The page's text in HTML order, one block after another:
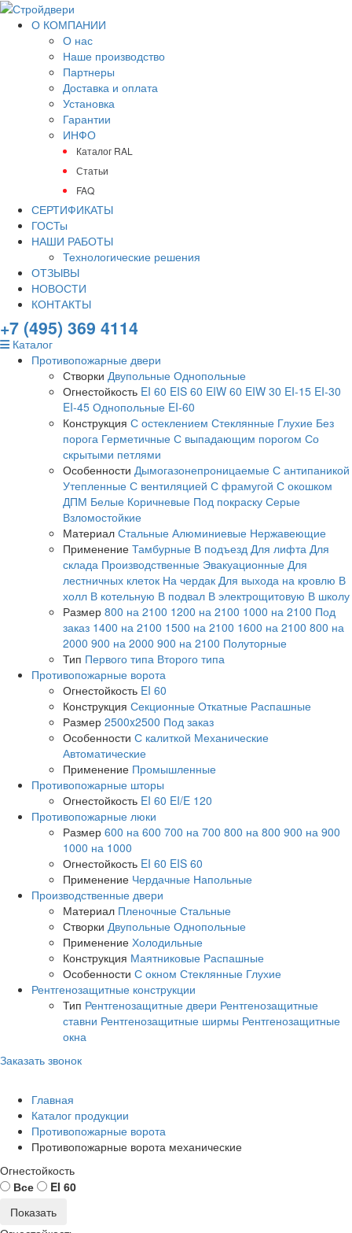
О КОМПАНИИ
О нас
Наше производство
Партнеры
Доставка и оплата
Установка
Гарантии
ИНФО
Каталог RAL
Статьи
FAQ
СЕРТИФИКАТЫ
ГОСТы
НАШИ РАБОТЫ
Технологические решения
ОТЗЫВЫ
НОВОСТИ
КОНТАКТЫ
+7 (495) 369 4114
Каталог
Противопожарные двери
Створки Двупольные Однопольные
Огнестойкость EI 60 EIS 60 EIW 60 EIW 30 EI-15 EI-30
EI-45 Однопольные EI-60
Конструкция С остеклением Стеклянные Глухие Без
порога Герметичные С выпадающим порогом Со
скрытыми петлями
Особенности Дымогазонепроницаемые С антипаникой
Утепленные С вентиляцией С фрамугой С окошком
ДПМ Белые Коричневые Под покраску Серые
Взломостойкие
Материал Стальные Алюминиевые Нержавеющие
Применение Тамбурные В подъезд Для лифта Для
склада Производственные Эвакуационные Для
лестничных клеток На чердак Для выхода на кровлю В
холл В котельную В подвал В электрощитовую В школу
Размер 800 на 2100 1200 на 2100 1000 на 2100 Под
заказ 1400 на 2100 1500 на 2100 1600 на 2100 800 на
2000 900 на 2000 900 на 2100 Полуторные
Тип Первого типа Второго типа
Противопожарные ворота
Огнестойкость EI 60
Конструкция Секционные Откатные Распашные
Размер 2500x2500 Под заказ
Особенности С калиткой Механические
Автоматические
Применение Промышленные
Противопожарные шторы
Огнестойкость EI 60 EI/E 120
Противопожарные люки
Размер 600 на 600 700 на 700 800 на 800 900 на 900
1000 на 1000
Огнестойкость EI 60 EIS 60
Применение Чердачные Напольные
Производственные двери
Материал Пленочные Стальные
Створки Двупольные Однопольные
Применение Холодильные
Конструкция Маятниковые Распашные
Особенности С окном Стеклянные Глухие
Рентгенозащитные конструкции
Тип Рентгенозащитные двери Рентгенозащитные
ставни Рентгенозащитные ширмы Рентгенозащитные
окна
Заказать звонок
Главная
Каталог продукции
Противопожарные ворота
Противопожарные ворота механические
Огнестойкость
Все
EI 60